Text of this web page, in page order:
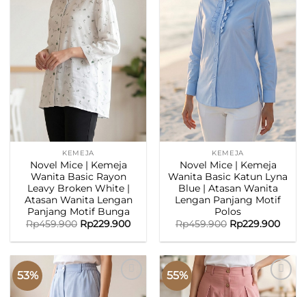
KEMEJA
Novel Mice | Kemeja
Wanita Basic Rayon
Leavy Broken White |
Atasan Wanita Lengan
Panjang Motif Bunga
Rp459.900 Rp229.900
KEMEJA
Novel Mice | Kemeja
Wanita Basic Katun Lyna
Blue | Atasan Wanita
Lengan Panjang Motif
Polos
Rp459.900 Rp229.900
53%
ADD TO
55%
ADD TO